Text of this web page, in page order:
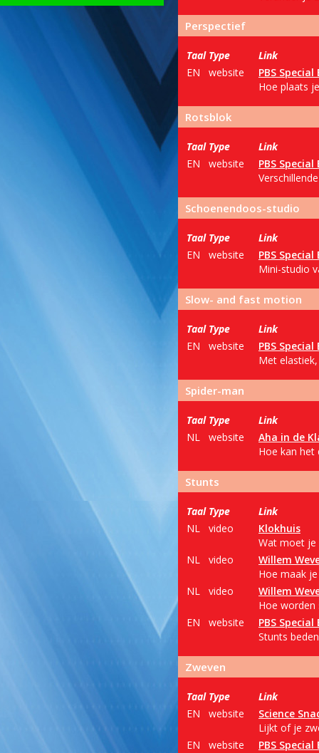
Perspectief
Taal Type
Link
EN
website
PBS Special
Hoe plaats
Rotsblok
Taal Type
Link
EN
website
PBS Special
Schoenendoos-studio
Taal Type
Link
EN
website
PBS Special
Mini-studio
Slow- and fast motion
Taal Type
Link
EN
website
PBS Special
Met
Spider-man
Taal Type
Link
NL
website
Aha in de
Hoe kan het
Stunts
Taal Type
Link
NL
video
Klokhuis
Wat moet je
NL
video
Willem
Hoe maak
NL
video
Willem
Hoe worden
EN
website
PBS Special
Stunts
Zweven
Taal Type
Link
EN
website
Science
Lijkt of je
EN
website
PBS Special